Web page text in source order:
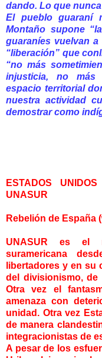
dando. Lo que
El pueblo guaraní
Montaño supone
guaraníes vuelvan
“liberación” que
“no más
injusticia, no más
espacio territorial
nuestra actividad
demostrar como
ESTADOS
UNASUR
Rebelión de España
UNASUR es el
suramericana
libertadores y en su
del divisionismo, de
Otra vez el
amenaza con
unidad. Otra vez
de manera
integracionistas de
A pesar de los